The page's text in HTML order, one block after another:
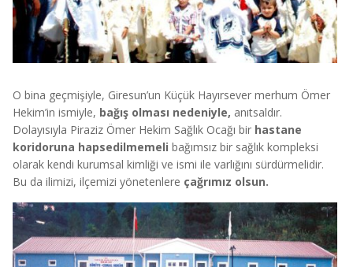
O bina geçmişiyle, Giresun’un Küçük Hayırsever merhum Ömer
Hekim’in ismiyle, bağış olması nedeniyle, anıtsaldır.
Dolayısıyla Piraziz Ömer Hekim Sağlık Ocağı bir hastane
koridoruna hapsedilmemeli bağımsız bir sağlık kompleksi
olarak kendi kurumsal kimliği ve ismi ile varlığını sürdürmelidir.
Bu da ilimizi, ilçemizi yönetenlere çağrımız olsun.